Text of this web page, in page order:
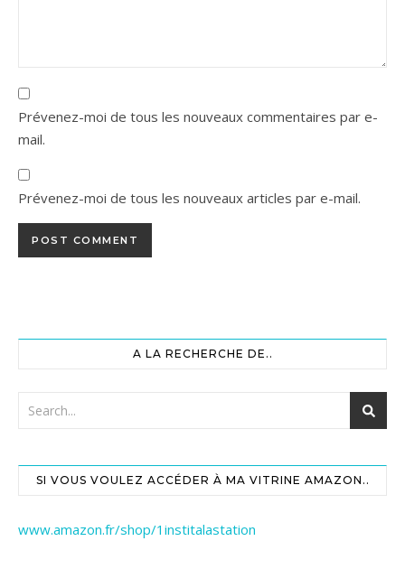
Prévenez-moi de tous les nouveaux commentaires par e-
mail.
Prévenez-moi de tous les nouveaux articles par e-mail.
A LA RECHERCHE DE..
SI VOUS VOULEZ ACCÉDER À MA VITRINE AMAZON..
www.amazon.fr/shop/1institalastation